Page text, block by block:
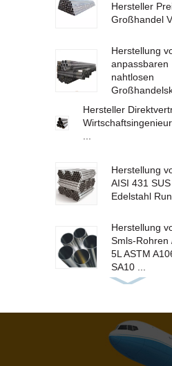
Hersteller
Großhandel
Herstellung
anpassbaren
nahtlosen
Hersteller
...
Herstellung
AISI 431 SUS
Edelstahl
Herstellung
Smls-Rohren
5L ASTM
SA10 ...
Herstellung